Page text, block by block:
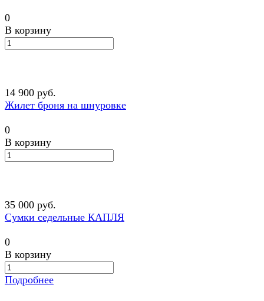
0
В корзину
14 900 руб.
Жилет броня на шнуровке
0
В корзину
35 000 руб.
Сумки седельные КАПЛЯ
0
В корзину
Подробнее